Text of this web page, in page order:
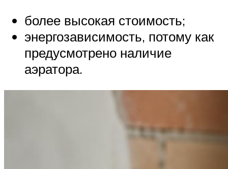
более высокая стоимость;
энергозависимость, потому как
предусмотрено наличие
аэратора.